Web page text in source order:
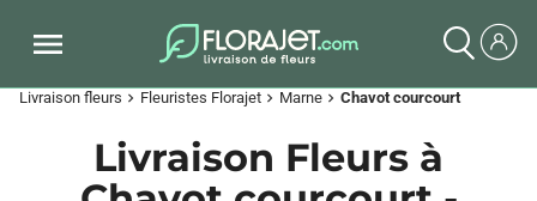
Livraison fleurs chevron_right Fleuristes Florajet chevron_right Marne chevron_right Chavot courcourt
Livraison Fleurs à